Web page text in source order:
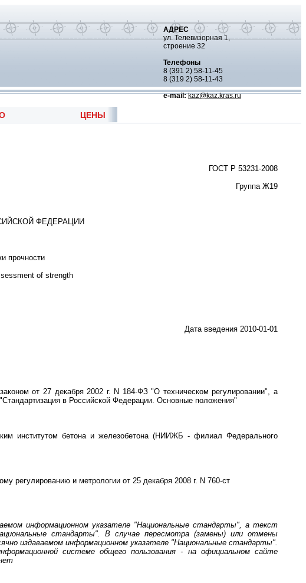
АДРЕС
ул. Телевизорная 1,
строение 32
Телефоны
8 (391 2) 58-11-45
8 (319 2) 58-11-43
e-mail: kaz@kaz.kras.ru
ЦЕНЫ
ГОСТ Р 53231-2008
Группа Ж19
ФЕДЕРАЦИИ
прочности
of strength
Дата введения 2010-01-01
от 27 декабря 2002 г. N 184-ФЗ "О техническом регулировании", а
в Российской Федерации. Основные положения"
институтом бетона и железобетона (НИИЖБ - филиал Федерального
и метрологии от 25 декабря 2008 г. N 760-ст
информационном указателе "Национальные стандарты", а текст
стандарты". В случае пересмотра (замены) или отмены
издаваемом информационном указателе "Национальные стандарты".
системе общего пользования - на официальном сайте